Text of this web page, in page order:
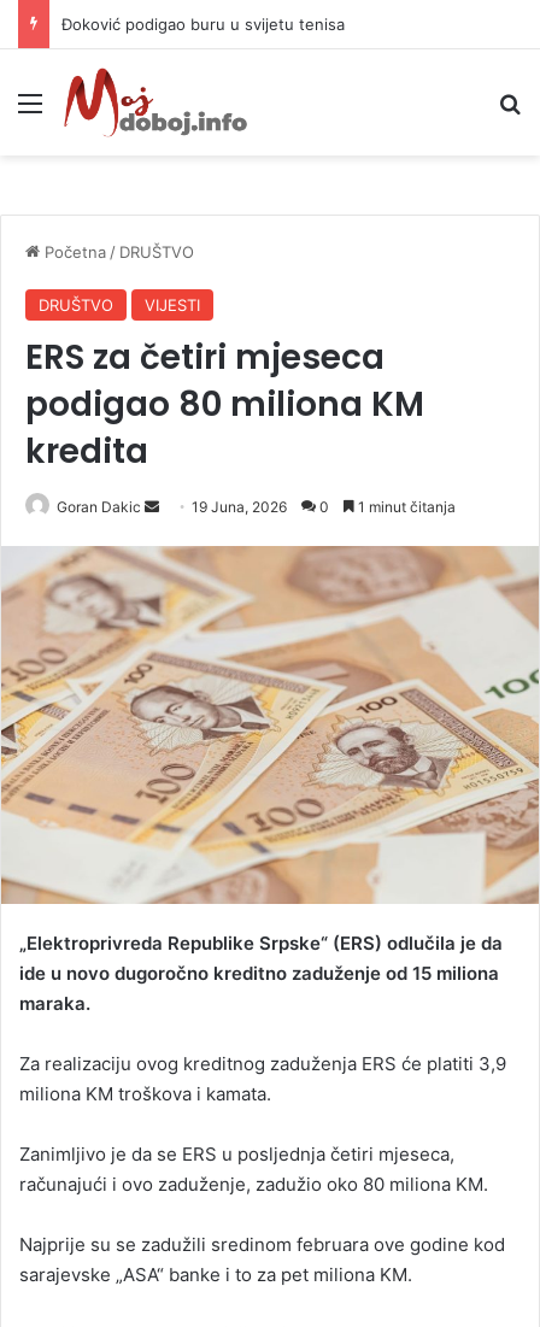
APIF izgubio spor sa komšijama, mora platiti 10.000 KM
Meni
Početna / DRUŠTVO
DRUŠTVO VIJESTI
ERS za četiri mjeseca
podigao 80 miliona KM
kredita
Goran Dakic
n
d
a
n
e
m
a
i
l
19 Juna, 2026 0 1 minut čitanja
„Elektroprivreda Republike Srpske“ (ERS) odlučila je da
ide u novo dugoročno kreditno zaduženje od 15 miliona
maraka.
Za realizaciju ovog kreditnog zaduženja ERS će platiti 3,9
miliona KM troškova i kamata.
Zanimljivo je da se ERS u posljednja četiri mjeseca,
računajući i ovo zaduženje, zadužio oko 80 miliona KM.
Najprije su se zadužili sredinom februara ove godine kod
sarajevske „ASA“ banke i to za pet miliona KM.